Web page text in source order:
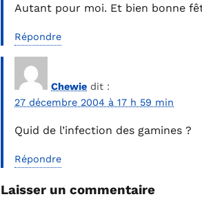
Autant pour moi. Et bien bonne
Répondre
Chewie dit :
27 décembre 2004 à 17 h 59 min
Quid de l’infection des gamines ?
Répondre
Laisser un commentaire